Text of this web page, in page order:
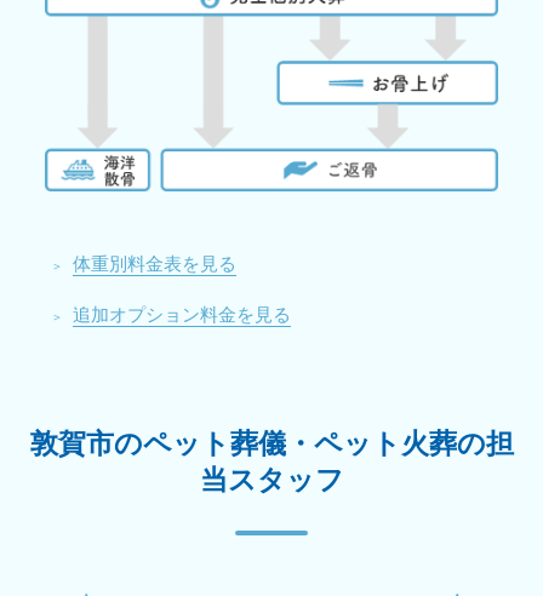
体重別料金表を見る
追加オプション料金を見る
敦賀市のペット葬儀・ペット火葬の担
当スタッフ